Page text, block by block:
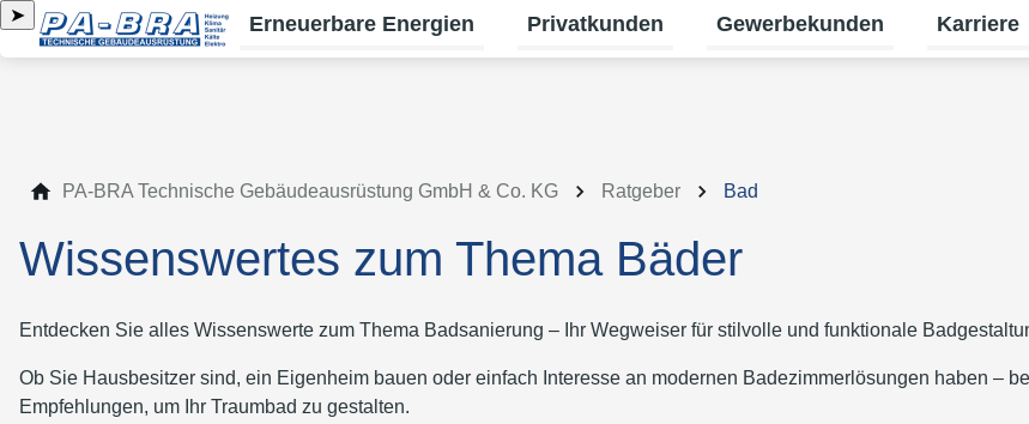
➤ Erneuerbare Energien
Untermenü für Erneuerbare Energien umschalten
Privatkunden
Untermenü für Privatkunden
Gewerbekunden Karriere
PA-BRA Technische Gebäudeausrüstung GmbH & Co. KG Ratgeber Bad
Wissenswertes zum Thema Bäder
Entdecken Sie alles Wissenswerte zum Thema Badsanierung – Ihr Wegweiser für stilvolle und funktionale
Ob Sie Hausbesitzer sind, ein Eigenheim bauen oder einfach Interesse an modernen Badezimmerlösungen haben –
Empfehlungen, um Ihr Traumbad zu gestalten.